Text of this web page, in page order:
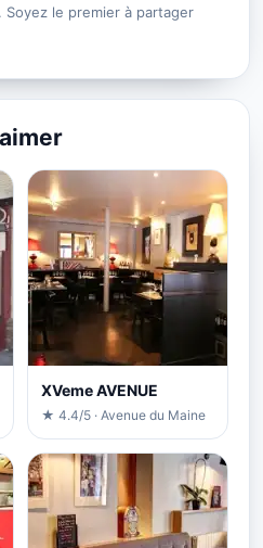
le premier à partager
XVeme AVENUE
★ 4.4/5 · Avenue du Maine